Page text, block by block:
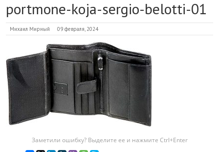
portmone-koja-sergio-belotti-01
Михаил Мирный 09 февраля, 2024
Заметили ошибку? Выделите ее и нажмите Ctrl+Enter